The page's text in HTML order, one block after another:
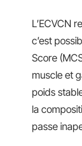
L’ECVCN
c’est
Score
muscle et
poids
la
passe